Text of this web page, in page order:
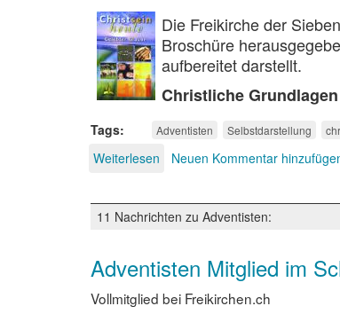
Die Freikirche der
Broschüre
aufbereitet darstellt.
Christliche Grundlagen
Tags Adventisten Selbstdarstellung
Weiterlesen über
-
gelebter
Neuen Kommentar
11 Nachrichten zu Adventisten:
Adventisten Mitglied im
Vollmitglied bei Freikirchen.ch